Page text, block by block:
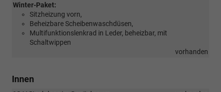
Winter-Paket:
Sitzheizung vorn,
Beheizbare Scheibenwaschdüsen,
Multifunktionslenkrad in Leder, beheizbar, mit
Schaltwippen
vorhanden
Innen